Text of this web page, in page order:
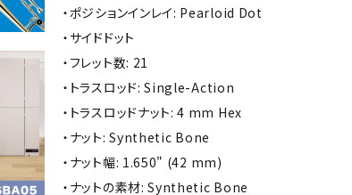
・ポジションインレイ: Pearloid Dot
・サイドドット
・フレット数: 21
・トラスロッド: Single-Action
・トラスロッドナット: 4 mm Hex
・ナット: Synthetic Bone
・ナット幅: 1.650" (42 mm)
・ナットの素材: Synthetic Bone